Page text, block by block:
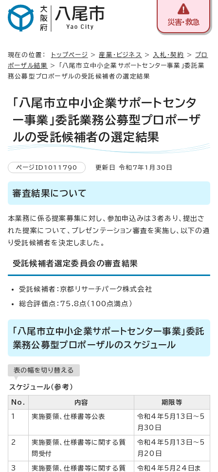
災害・救急
現在の位置： トップページ > 産業・ビジネス > 入札・契約 > プロ
ポーザル結果
> 「八尾市立中小企業サポートセンター事業」委託業
務公募型プロポーザルの受託候補者の選定結果
「八尾市立中小企業サポートセンタ
ー事業」委託業務公募型プロポーザ
ルの受託候補者の選定結果
ページID1011790 更新日 令和7年1月30日
審査結果について
本業務に係る提案募集に対し、参加申込みは3者あり、提出さ
れた提案について、プレゼンテーション審査を実施し、以下の通
り受託候補者を決定しました。
受託候補者選定委員会の審査結果
受託候補者：京都リサーチパーク株式会社
総合評価点：75.8点（100点満点）
「八尾市立中小企業サポートセンター事業」委託
業務公募型プロポーザルのスケジュール
表の幅を切り替える
スケジュール（参考）
No. 内容 期限等
1 実施要領、仕様書等公表
令和4年5月13日～5
月30日
2
実施要領、仕様書等に関する質
問受付
令和4年5月13日～5
月20日
3
実施要領、仕様書等に関する質
令和4年5月24日ま